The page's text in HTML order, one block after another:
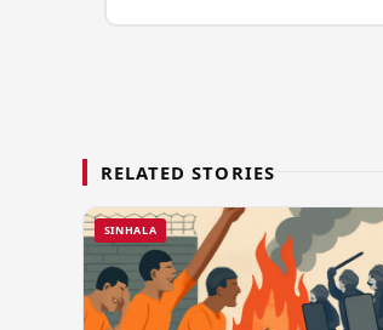
RELATED STORIES
SINHALA